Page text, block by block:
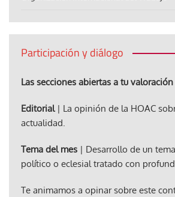
Participación y diálogo
Las secciones abiertas a tu
Editorial| La opinión de la HOAC
actualidad.
Tema del mes | Desarrollo de un
político o eclesial tratado con
Te animamos a opinar sobre este